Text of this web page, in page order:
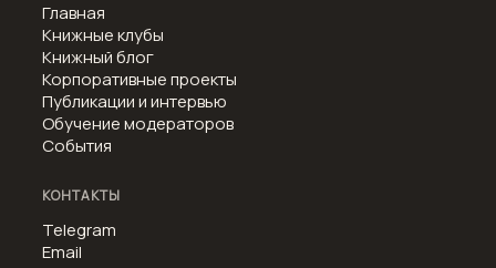
Главная
Книжные клубы
Книжный блог
Корпоративные проекты
Публикации и интервью
Обучение модераторов
События
КОНТАКТЫ
Telegram
Email